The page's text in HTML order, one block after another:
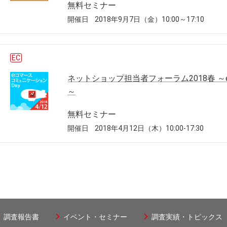
無料セミナー
開催日 2018年9月7日（金）10:00～17:10
EC
ネットショップ担当者フォーラム2018春
～
無料セミナー
開催日 2018年4月12日（木）10:00-17:30
調査報告書 イベント・セミナー 調査実績・トピックス